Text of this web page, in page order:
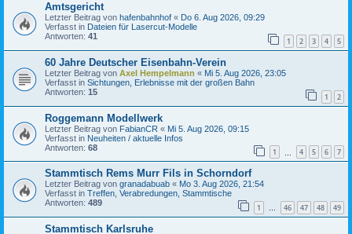
Amtsgericht
Letzter Beitrag von hafenbahnhof « Do 6. Aug 2026, 09:29
Verfasst in Dateien für Lasercut-Modelle
Antworten: 41 1 2 3 4 5
60 Jahre Deutscher Eisenbahn-Verein
Letzter Beitrag von Axel Hempelmann « Mi 5. Aug 2026, 23:05
Verfasst in Sichtungen, Erlebnisse mit der großen Bahn
Antworten: 15 1 2
Roggemann Modellwerk
Letzter Beitrag von FabianCR « Mi 5. Aug 2026, 09:15
Verfasst in Neuheiten / aktuelle Infos
Antworten: 68 1 4 5 6 7
Stammtisch Rems Murr Fils in Schorndorf
Letzter Beitrag von granadabuab « Mo 3. Aug 2026, 21:54
Verfasst in Treffen, Verabredungen, Stammtische
Antworten: 489 1 … 46 47 48 49
Stammtisch Karlsruhe